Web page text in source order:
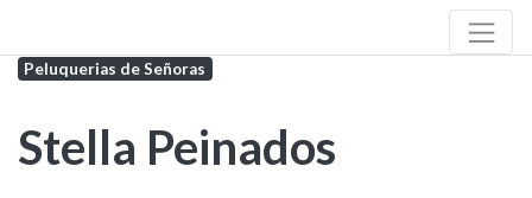
Peluquerias de Señoras
Stella Peinados